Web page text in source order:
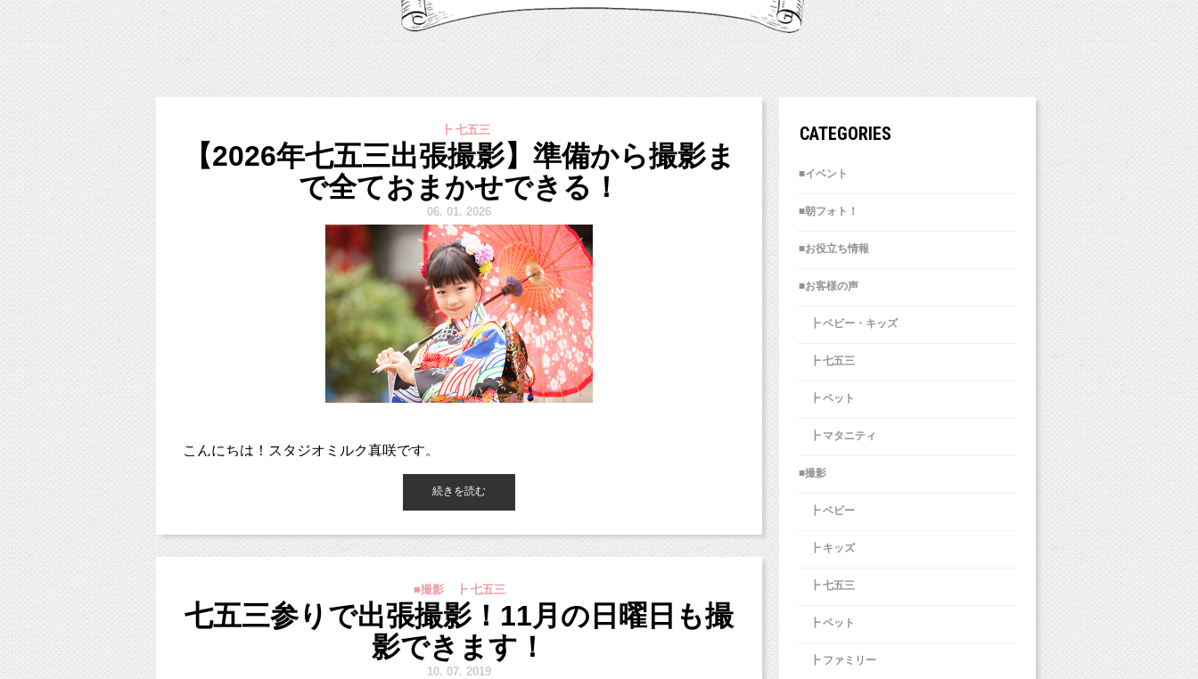
┣ 七五三
【2026年七五三出張撮影】準備から撮影ま
で全ておまかせできる！
6. 1. 2026
こんにちは！スタジオミルク真咲です。
近年、七五三記念写真を神社で撮影する
出張撮影をご希望の方が増えてきました。
素敵なロケーションでプロに撮ってもらえることや、
お参りと撮影を一緒に済ませられることが
出張撮影の人気が出てきた理由なのだと思います。
準備や子どものお世話でバタバタのお参り当日の、
続きを読む
■撮影 ┣ 七五三
七五三参りで出張撮影！11月の日曜日も撮
影できます！
10. 7. 2019
CATEGORIES
■イベント
■朝フォト！
■お役立ち情報
■お客様の声
┣ ベビー・キッズ
┣ 七五三
┣ ペット
┣ マタニティ
■撮影
┣ ベビー
┣ キッズ
┣ 七五三
┣ ペット
┣ ファミリー